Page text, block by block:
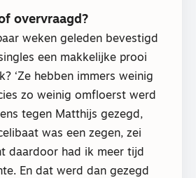
overvraagd?
weken geleden bevestigd
een makkelijke prooi
‘Ze hebben immers weinig
zo weinig omfloerst werd
tegen Matthijs gezegd,
was een zegen, zei
daardoor had ik meer tijd
En dat werd dan gezegd